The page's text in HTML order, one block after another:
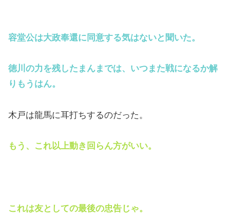
容堂公は大政奉還に同意する気はないと聞いた。
徳川の力を残したまんまでは、いつまた戦になるか解
りもうはん。
木戸は龍馬に耳打ちするのだった。
もう、これ以上動き回らん方がいい。
これは友としての最後の忠告じゃ。